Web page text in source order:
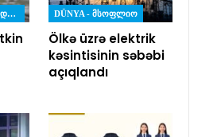
CƏMIYYƏT – ᲡᲐᲖᲝᲒᲐᲓᲝᲔᲑᲐ DÜNYA - ᲛᲡᲝᲤᲚᲘᲝ
Ölkə üzrə elektrik
kəsintisinin səbəbi
açıqlandı